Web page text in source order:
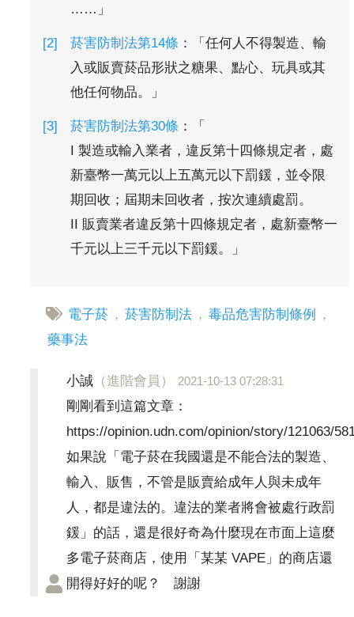
……」
菸害防制法第14條 ：「任何人不得製造、輸
入或販賣菸品形狀之糖果、點心、玩具或其
他任何物品。」
菸害防制法第30條 ：「
I 製造或輸入業者，違反第十四條規定者，處
新臺幣一萬元以上五萬元以下罰鍰，並令限
期回收；屆期未回收者，按次連續處罰。
II 販賣業者違反第十四條規定者，處新臺幣一
千元以上三千元以下罰鍰。」
電子菸 ， 菸害防制法 ， 毒品危害防制條例
，
藥事法
小誠 （進階會員） 2021-10-13 07:28:31
剛剛看到這篇文章：
https://opinion.udn.com/opinion/story/121063/
如果說「電子菸在我國還是不能合法的製造、
輸入、販售，不管是販賣給成年人與未成年
人，都是違法的。違法的業者將會被處行政罰
鍰」的話，還是很好奇為什麼現在市面上這麼
多電子菸商店，使用「某某 VAPE」的商店還
開得好好的呢？ 謝謝